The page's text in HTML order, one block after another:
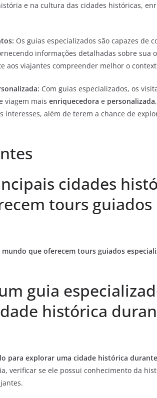
e na cultura das cidades históricas,
Os guias especializados são capazes de
informações detalhadas sobre sua
aos viajantes compreender melhor o
Com guias especializados, os
viagem mais enriquecedora e personalizada
interesses, além de terem a chance de
cidades
tours guiados
que oferecem tours guiados
guia
histórica
para explorar uma cidade histórica
verificar se ele possui conhecimento da